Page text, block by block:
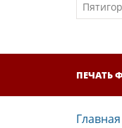
ПЕЧАТЬ
Главная